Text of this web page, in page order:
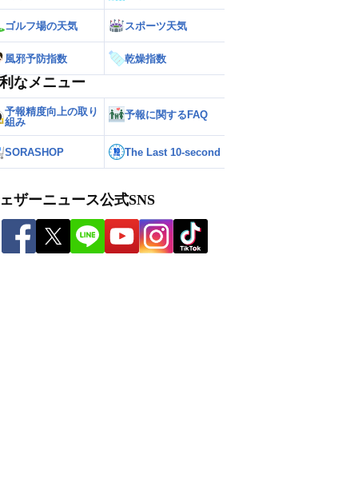
ゴルフ場の天気 スポーツ天気
風邪予防指数 乾燥指数
なメニュー
予報精度向上の取り
組み
予報に関するFAQ
SORASHOP The Last 10-second
ザーニュース公式SNS